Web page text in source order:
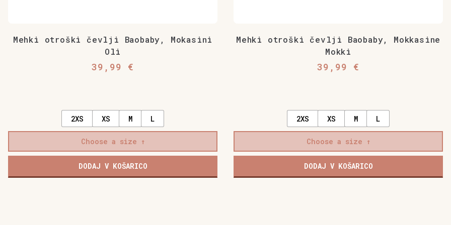
Mehki otroški čevlji Baobaby, Mokasini
Oli
39,99 €
2XS XS M L
Choose a size
DODAJ V KOŠARICO
Mehki otroški čevlji Baobaby, Mokkasine
Mokki
39,99 €
2XS XS M L
Choose a size
DODAJ V KOŠARICO